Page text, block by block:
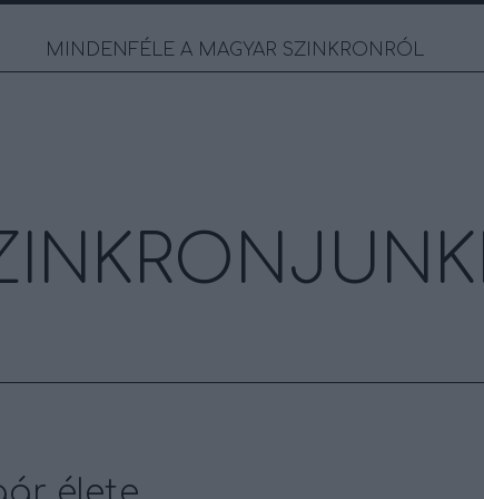
MINDENFÉLE A MAGYAR SZINKRONRÓL